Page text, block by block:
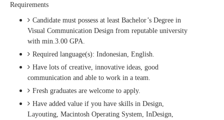
Requirements
Candidate must possess at least Bachelor’s Degree in
Visual Communication Design from reputable university
with min.3.00 GPA.
Required language(s): Indonesian, English.
Have lots of creative, innovative ideas, good
communication and able to work in a team.
Fresh graduates are welcome to apply.
Have added value if you have skills in Design,
Layouting, Macintosh Operating System, InDesign,